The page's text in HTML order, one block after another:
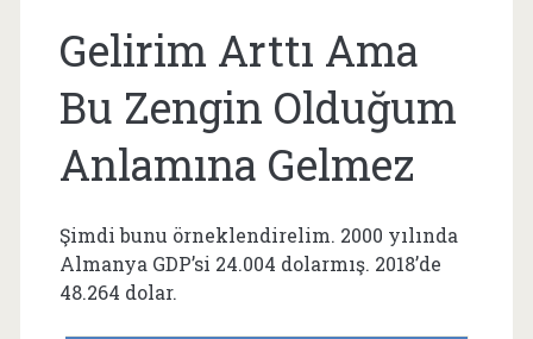
Gelirim Arttı Ama
Bu Zengin Olduğum
Anlamına Gelmez
Şimdi bunu örneklendirelim. 2000 yılında
Almanya GDP’si 24.004 dolarmış. 2018’de
48.264 dolar.